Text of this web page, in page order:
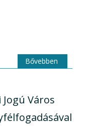
Bővebben
Város